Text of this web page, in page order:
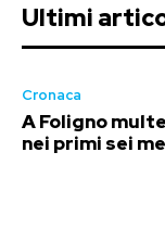
Ultimi
Cronaca
A Foligno
nei primi sei